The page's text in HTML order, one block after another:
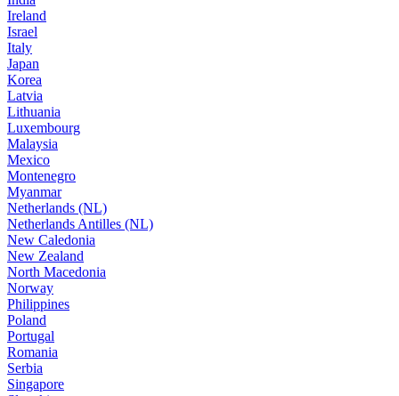
Ireland
Israel
Italy
Japan
Korea
Latvia
Lithuania
Luxembourg
Malaysia
Mexico
Montenegro
Myanmar
Netherlands (NL)
Netherlands Antilles (NL)
New Caledonia
New Zealand
North Macedonia
Norway
Philippines
Poland
Portugal
Romania
Serbia
Singapore